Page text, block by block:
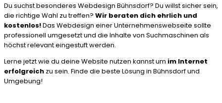
Du suchst besonderes Webdesign Bühnsdorf? Du willst sicher sein,
die richtige Wahl zu treffen? Wir beraten dich ehrlich und
kostenlos!Das Webdesign einer Unternehmenswebseite sollte
professionell umgesetzt und die Inhalte von Suchmaschinen als
höchst relevant eingestuft werden.
Lerne jetzt wie du deine Website nutzen kannst um im Internet
erfolgreich zu sein. Finde die beste Lösung in Bühnsdorf und
Umgebung!